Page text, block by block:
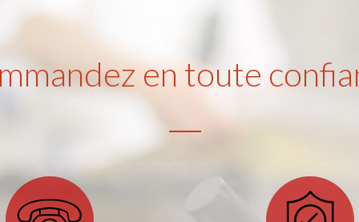
en toute